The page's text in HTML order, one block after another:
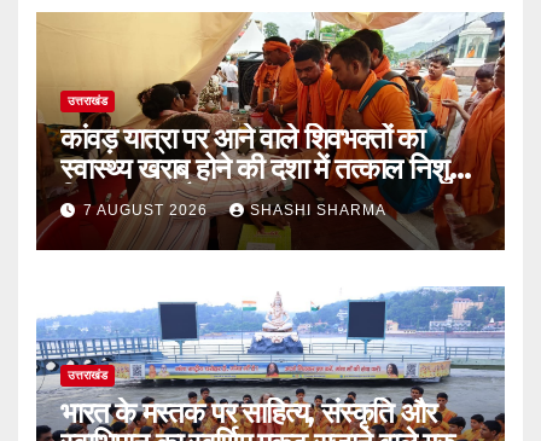
उत्तराखंड
कांवड़ यात्रा पर आने वाले शिवभक्तों का
स्वास्थ्य खराब होने की दशा में तत्काल निशुल्क
किया जा रहा है उपचार
7 AUGUST 2026 SHASHI SHARMA
उत्तराखंड
भारत के मस्तक पर साहित्य, संस्कृति और